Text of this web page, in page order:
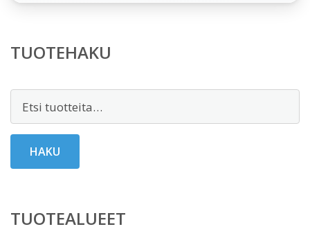
TUOTEHAKU
HAKU
TUOTEALUEET